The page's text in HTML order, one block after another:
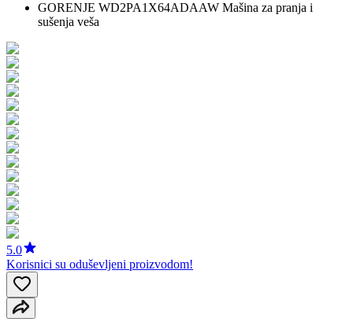
GORENJE WD2PA1X64ADAAW Mašina za pranja i
sušenja veša
5.0
Korisnici su oduševljeni proizvodom!